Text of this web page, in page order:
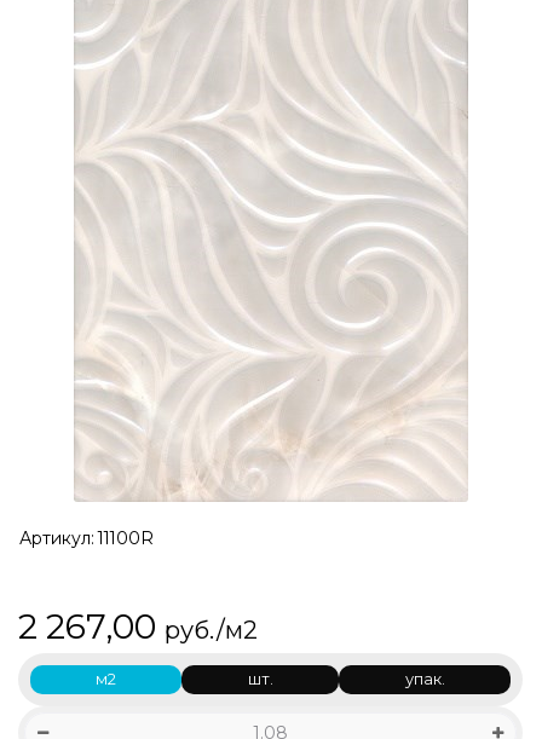
Артикул: 11100R
2 267,00 руб./м2
м2 шт. упак.